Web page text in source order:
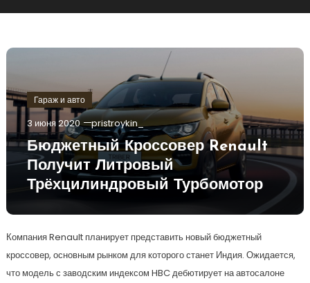
Гараж и авто
3 июня 2020 pristroykin_
Бюджетный Кроссовер Renault
Получит Литровый
Трёхцилиндровый Турбомотор
Компания Renault планирует представить новый бюджетный
кроссовер, основным рынком для которого станет Индия. Ожидается,
что модель с заводским индексом HBC дебютирует на автосалоне